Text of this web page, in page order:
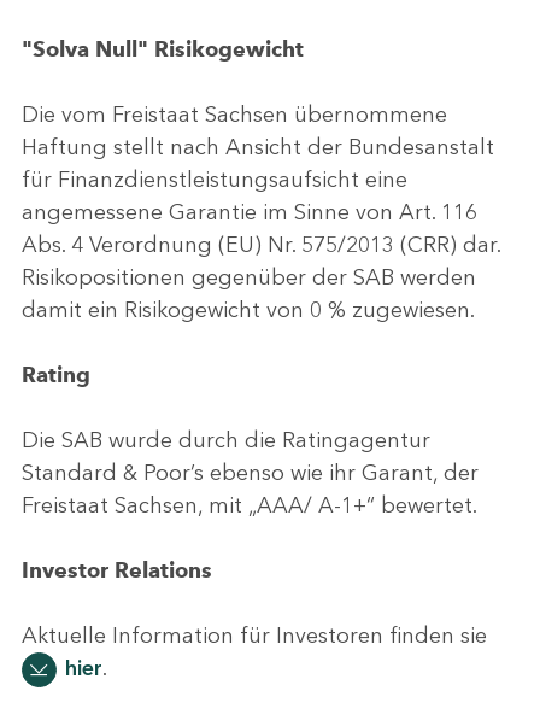
"Solva Null" Risikogewicht
Die vom Freistaat Sachsen übernommene
Haftung stellt nach Ansicht der Bundesanstalt
für Finanzdienstleistungsaufsicht eine
angemessene Garantie im Sinne von Art. 116
Abs. 4 Verordnung (EU) Nr. 575/2013 (CRR) dar.
Risikopositionen gegenüber der SAB werden
damit ein Risikogewicht von 0 % zugewiesen.
Rating
Die SAB wurde durch die Ratingagentur
Standard & Poor’s ebenso wie ihr Garant, der
Freistaat Sachsen, mit „AAA/ A-1+“ bewertet.
Investor Relations
Aktuelle Information für Investoren finden sie
hier.